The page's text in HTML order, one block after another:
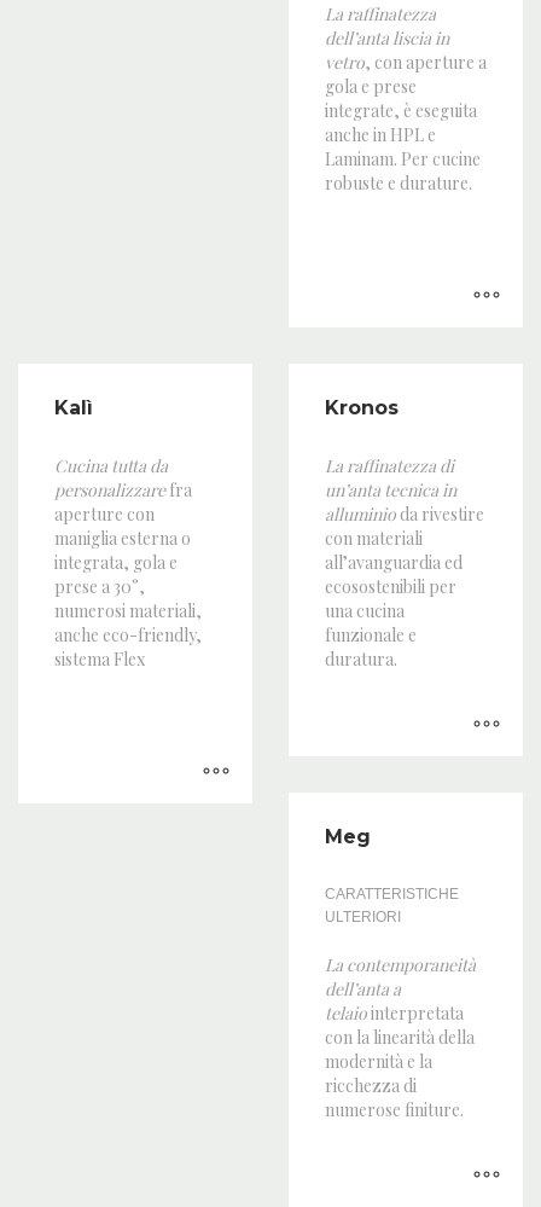
La raffinatezza
dell’anta liscia in
vetro, con aperture a
gola e prese
integrate, è eseguita
anche in HPL e
Laminam. Per cucine
robuste e durature.
Kalì
Cucina tutta da
personalizzarefra
aperture con
maniglia esterna o
integrata, gola e
prese a 30°,
numerosi materiali,
anche eco-friendly,
sistema Flex
Kronos
La raffinatezza di
un’anta tecnica in
alluminioda rivestire
con materiali
all’avanguardia ed
ecosostenibili per
una cucina
funzionale e
duratura.
Meg
CARATTERISTICHE
ULTERIORI
La contemporaneità
dell’anta a
telaiointerpretata
con la linearità della
modernità e la
ricchezza di
numerose finiture.